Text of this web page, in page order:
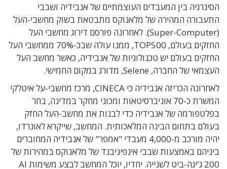
הסינרגיה בין המעבדים העוצמתיים של אנבידיה ושבבי
התעבורה המהירה של מלאנוקס מתבטאת בשוק מחשבי-העל
(Super-Computer). לאחרונה פורסם דירוג מחשבי העל
החזקים בעולם, TOP500, ממנו עולה שבכ-
70% ממחשבי העל
החזקים בעולם יש טכנולוגיות של אנבידיה, כאשר מחשב העל
העצמאי של החברה, Selene, מדורג במקום החמישי.
לאחרונה הכריזה אנבידיה כי CINECA, מרכז מחשבי-על איטלקי
המשרת כ-70 אוניברסיטאות ומכוני מחקר במדינה, בחר
בפלטפורמה של אנבידיה כדי לבנות את מחשב-העל החזק
בעולם בתחום הבינה המלאכותית. המחשב, שייקרא לאונרדו,
יהיה מורכב מ-4,000 מעבדי "אמפר" של אנבידיה המחוברים
ביניהם באמצעות שבבי אינפיניבנד של מלאנוקס במהירות של
200 ג'יגה-ביט לשנייה. יחדיו, יוכל המחשב לבצע משימות AI